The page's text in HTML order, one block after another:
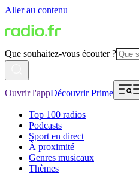
Aller au contenu
Que souhaitez-vous écouter ?
Ouvrir l'appDécouvrir Prime
Top 100 radios
Podcasts
Sport en direct
À proximité
Genres musicaux
Thèmes